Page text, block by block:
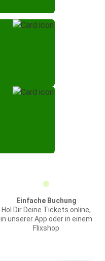
Einfache Buchung
Hol Dir Deine Tickets online,
in unserer App oder in einem
Flixshop